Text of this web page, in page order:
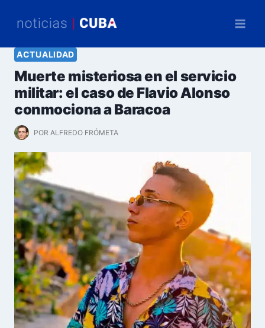
ACTUALIDAD
Muerte misteriosa en el servicio
militar: el caso de Flavio Alonso
conmociona a Baracoa
POR ALFREDO FRÓMETA